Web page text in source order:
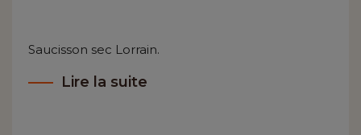
Saucisson sec Lorrain.
Lire la suite